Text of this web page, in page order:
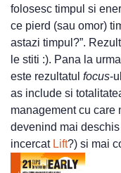
folosesc timpul si
ce pierd (sau omor)
astazi timpul?”.
le stiti :). Pana la
este rezultatul focus-
as include si
management cu care
devenind mai
incercat Lift?) si mai